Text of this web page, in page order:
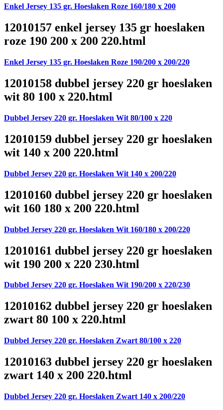
Enkel Jersey 135 gr. Hoeslaken Roze 160/180 x 200
12010157 enkel jersey 135 gr hoeslaken
roze 190 200 x 200 220.html
Enkel Jersey 135 gr. Hoeslaken Roze 190/200 x 200/220
12010158 dubbel jersey 220 gr hoeslaken
wit 80 100 x 220.html
Dubbel Jersey 220 gr. Hoeslaken Wit 80/100 x 220
12010159 dubbel jersey 220 gr hoeslaken
wit 140 x 200 220.html
Dubbel Jersey 220 gr. Hoeslaken Wit 140 x 200/220
12010160 dubbel jersey 220 gr hoeslaken
wit 160 180 x 200 220.html
Dubbel Jersey 220 gr. Hoeslaken Wit 160/180 x 200/220
12010161 dubbel jersey 220 gr hoeslaken
wit 190 200 x 220 230.html
Dubbel Jersey 220 gr. Hoeslaken Wit 190/200 x 220/230
12010162 dubbel jersey 220 gr hoeslaken
zwart 80 100 x 220.html
Dubbel Jersey 220 gr. Hoeslaken Zwart 80/100 x 220
12010163 dubbel jersey 220 gr hoeslaken
zwart 140 x 200 220.html
Dubbel Jersey 220 gr. Hoeslaken Zwart 140 x 200/220